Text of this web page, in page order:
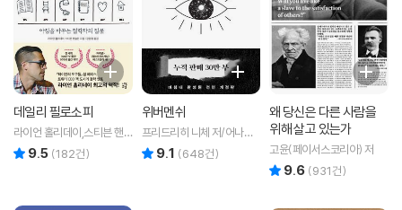
데일리 필로소피
라이언 홀리데이,스티븐 핸
슬먼 저/장원철 역
9.5 (182건)
위버멘쉬
프리드리히 니체 저/어나니
머스 역
9.1 (648건)
왜 당신은 다른 사람을
위해 살고 있는가
고윤(페이서스코리아) 저
9.6 (931건)